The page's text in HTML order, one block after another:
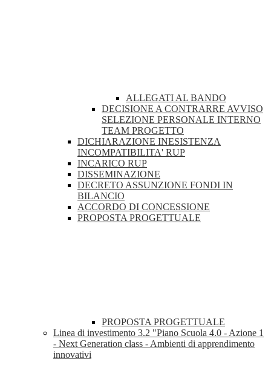
ALLEGATI AL BANDO
DECISIONE A CONTRARRE AVVISO
SELEZIONE PERSONALE INTERNO
TEAM PROGETTO
DICHIARAZIONE INESISTENZA
INCOMPATIBILITA' RUP
INCARICO RUP
DISSEMINAZIONE
DECRETO ASSUNZIONE FONDI IN
BILANCIO
ACCORDO DI CONCESSIONE
PROPOSTA PROGETTUALE
PROPOSTA PROGETTUALE
Linea di investimento 3.2 "Piano Scuola 4.0 - Azione 1
- Next Generation class - Ambienti di apprendimento
innovativi